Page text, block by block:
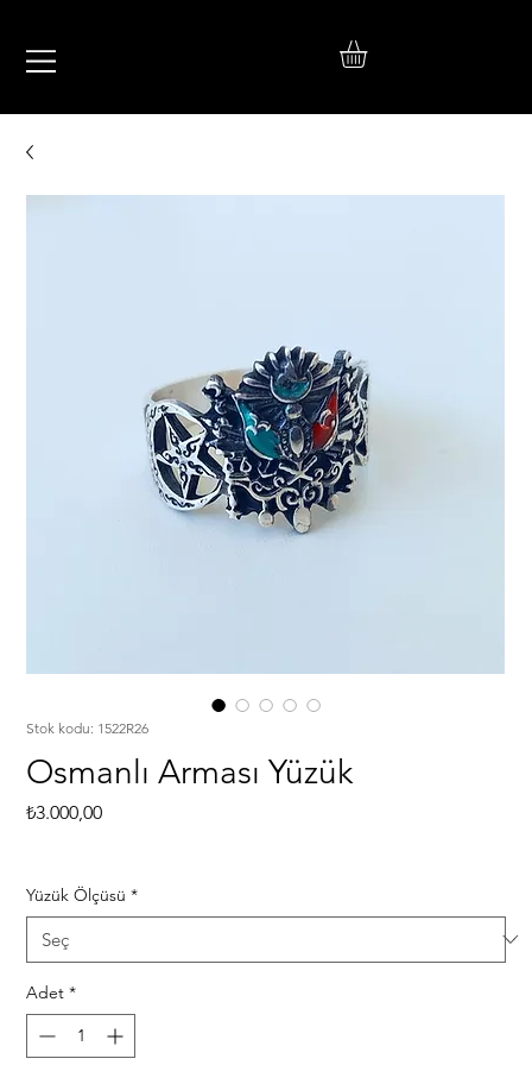
TAKI
Stok kodu: 1522R26
Osmanlı Arması Yüzük
₺3.000,00Fiyat
Yüzük Ölçüsü *
Adet *